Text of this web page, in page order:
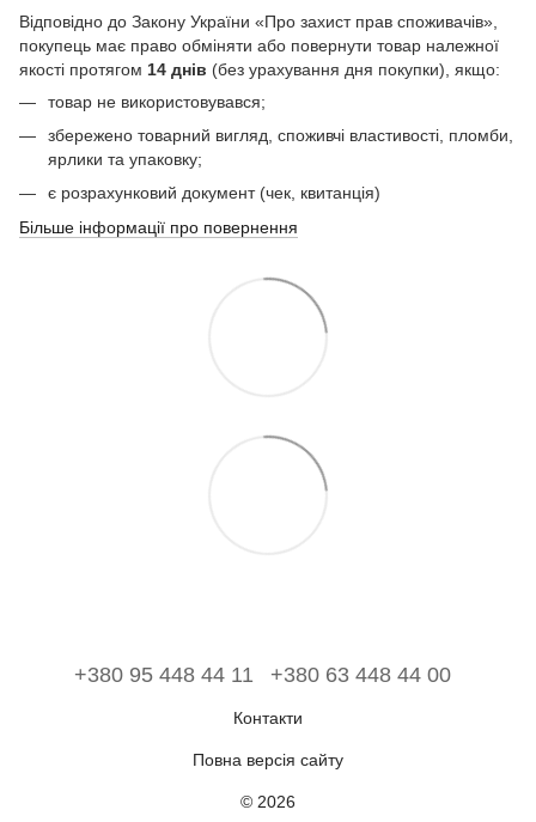
Відповідно до Закону України «Про захист прав споживачів»,
покупець має право обміняти або повернути товар належної
якості протягом 14 днів (без урахування дня покупки), якщо:
товар не використовувався;
збережено товарний вигляд, споживчі властивості, пломби,
ярлики та упаковку;
є розрахунковий документ (чек, квитанція)
Більше інформації про повернення
+380 95 448 44 11 +380 63 448 44 00
Контакти
Повна версія сайту
© 2026